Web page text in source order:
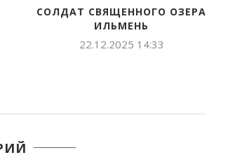
–
МОЙ ПРАДЕД ВАСИЛЬЕВ
ГАВРИЛ КИРИЛЛОВИЧ —
УЧАСТНИК...